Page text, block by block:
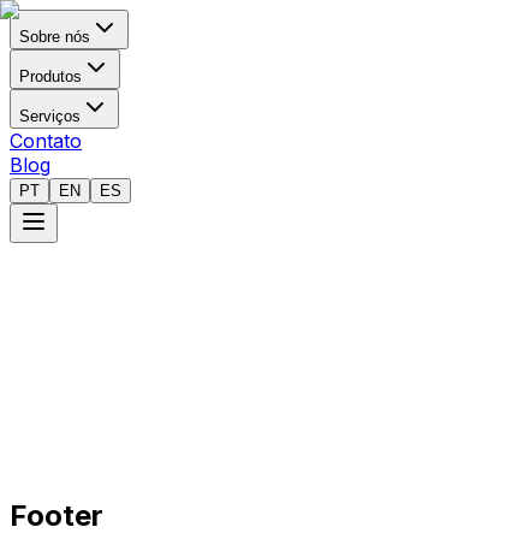
Sobre nós
Produtos
Serviços
Contato
Blog
PT EN ES
Footer